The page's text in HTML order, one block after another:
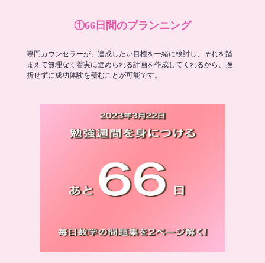
①66日間のプランニング
専門カウンセラーが、達成したい目標を一緒に検討し、それを踏
まえて無理なく着実に進められる計画を作成してくれるから、挫
折せずに成功体験を積むことが可能です。